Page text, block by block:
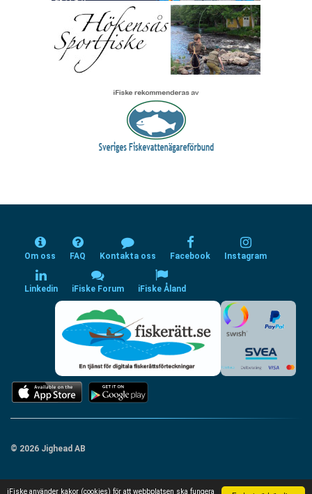
iFiske använder kakor (cookies) för att webbplatsen ska fungera
Om oss FAQ Kontakta oss Facebook Instagram
Linkedin iFiske Forum iFiske Åland
© 2026 Jighead AB